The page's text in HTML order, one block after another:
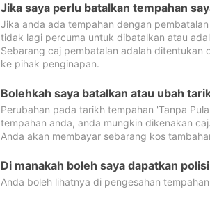
Jika saya perlu batalkan tempahan
Jika anda ada tempahan dengan
tidak lagi percuma untuk dibatalkan atau
Sebarang caj pembatalan adalah ditentukan
ke pihak penginapan.
Bolehkah saya batalkan atau ubah
Perubahan pada tarikh tempahan 'Tanpa
tempahan anda, anda mungkin dikenakan
Anda akan membayar sebarang kos
Di manakah boleh saya dapatkan
Anda boleh lihatnya di pengesahan